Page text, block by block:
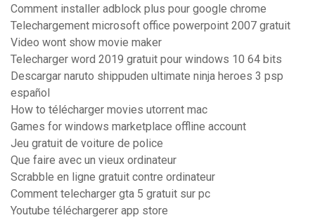
Comment installer adblock plus pour google chrome
Telechargement microsoft office powerpoint 2007 gratuit
Video wont show movie maker
Telecharger word 2019 gratuit pour windows 10 64 bits
Descargar naruto shippuden ultimate ninja heroes 3 psp
español
How to télécharger movies utorrent mac
Games for windows marketplace offline account
Jeu gratuit de voiture de police
Que faire avec un vieux ordinateur
Scrabble en ligne gratuit contre ordinateur
Comment telecharger gta 5 gratuit sur pc
Youtube téléchargerer app store